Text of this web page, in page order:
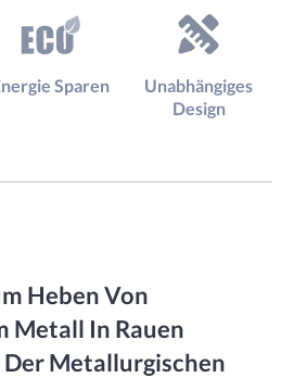
Sparen
Unabhängiges
Design
Heben Von
Metall In Rauen
Der Metallurgischen